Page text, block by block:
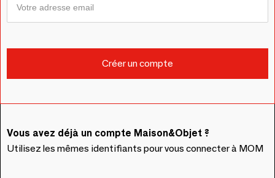
Vous avez déjà un compte Maison&Objet ?
Utilisez les mêmes identifiants pour vous connecter à MOM